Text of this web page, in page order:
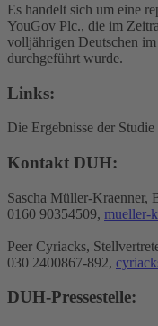
Es handelt sich um eine
YouGov Plc., die im
volljährigen Deutschen
durchgeführt wurde.
Links:
Die Ergebnisse der
Kontakt DUH:
Sascha Müller-Kraenner,
0160 90354509, mueller-
Peer Cyriacks,
030 2400867-892,
DUH-Pressestelle: